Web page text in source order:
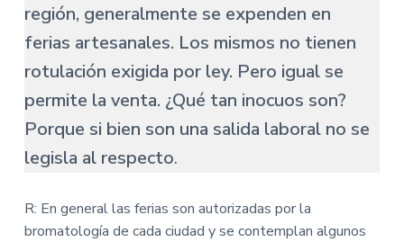
región, generalmente se expenden en
ferias artesanales. Los mismos no tienen
rotulación exigida por ley. Pero igual se
permite la venta. ¿Qué tan inocuos son?
Porque si bien son una salida laboral no se
legisla al respecto.
R: En general las ferias son autorizadas por la
bromatología de cada ciudad y se contemplan algunos